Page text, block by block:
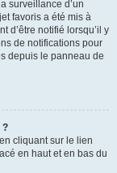
surveillance d’un
favoris a été mis à
d’être notifié lorsqu’il y
de notifications pour
depuis le panneau de
?
cliquant sur le lien
en haut et en bas du